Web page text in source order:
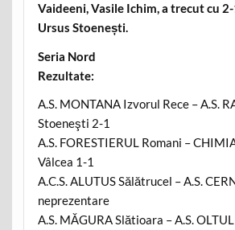
Vaideeni, Vasile Ichim, a trecut cu
Ursus Stoenești.
Seria Nord
Rezultate:
A.S. MONTANA Izvorul Rece – A.S.
Stoeneşti 2-1
A.S. FORESTIERUL Romani –
Vâlcea 1-1
A.C.S. ALUTUS Sălătrucel – A.S.
neprezentare
A.S. MĂGURA Slătioara – A.S.